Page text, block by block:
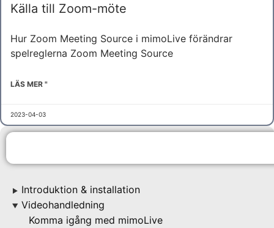
▶ Introduktion & installation
▶
Videohandledning
Komma igång med mimoLive
Källa till Zoom-möte
Hur Zoom Meeting Source i mimoLive förändrar
spelreglerna Zoom Meeting Source
LÄS MER "
2023-04-03